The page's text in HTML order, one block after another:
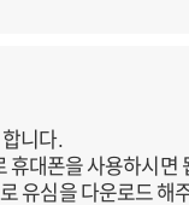
니다.
휴대폰을 사용하시면
유심을 다운로드 해